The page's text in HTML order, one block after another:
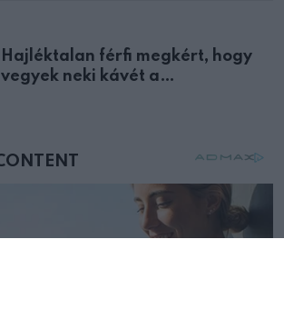
Hajléktalan férfi megkért, hogy
vegyek neki kávét a